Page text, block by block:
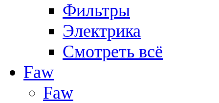
Фильтры
Электрика
Смотреть всё
Faw
Faw